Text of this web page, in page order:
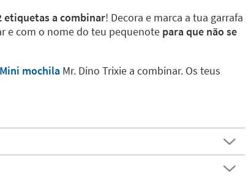
etiquetas a combinar! Decora e marca a tua garrafa
e com o nome do teu pequenote para que não se
Mini mochila Mr. Dino Trixie a combinar. Os teus